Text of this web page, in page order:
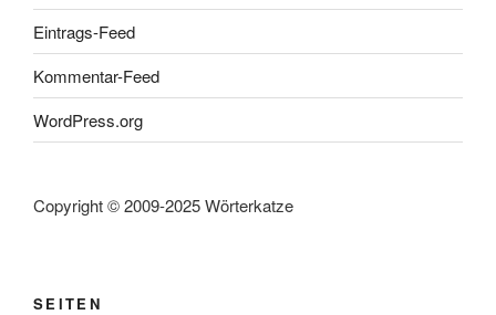
Eintrags-Feed
Kommentar-Feed
WordPress.org
Copyright © 2009-2025 Wörterkatze
SEITEN